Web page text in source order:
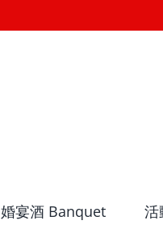
婚宴酒 Banquet 活